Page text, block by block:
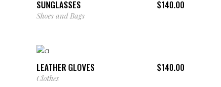
SUNGLASSES $140.00
Shoes and Bags
LEATHER GLOVES $140.00
Clothes